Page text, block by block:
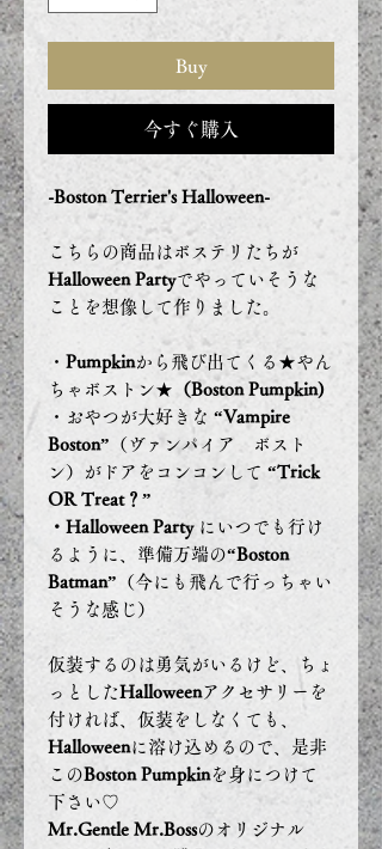
Buy
今すぐ購入
-Boston Terrier's Halloween-
こちらの商品はボステリたちが
Halloween Partyでやっていそうな
ことを想像して作りました。
・ Pumpkinから飛び出てくる★やん
ちゃボストン★ （Boston Pumpkin)
・おやつが大好きな “Vampire
Boston” （ヴァンパイア ボスト
ン）がドアをコンコンして “Trick
OR Treat？”
・Halloween Party にいつでも行け
るように、準備万端の“Boston
Batman” （今にも飛んで行っちゃい
そうな感じ）
仮装するのは勇気がいるけど、ちょ
っとしたHalloweenアクセサリーを
付ければ、仮装をしなくても、
Halloweenに溶け込めるので、是非
このBoston Pumpkinを身につけて
下さい♡
Mr.Gentle Mr.Bossのオリジナル